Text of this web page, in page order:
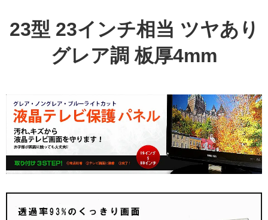
23型 23インチ相当 ツヤあり
グレア調 板厚4mm